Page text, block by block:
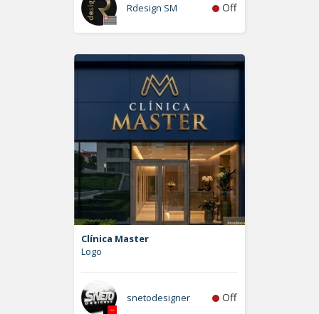
Rdesign SM Off
Clínica Master
Logo
snetodesigner Off